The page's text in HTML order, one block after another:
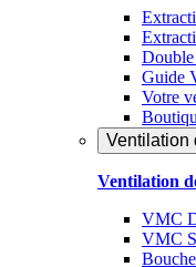
Guide
Votre
Ventilation
Ventilation
VMC
VMC